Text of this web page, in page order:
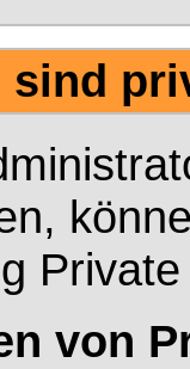
sind
von